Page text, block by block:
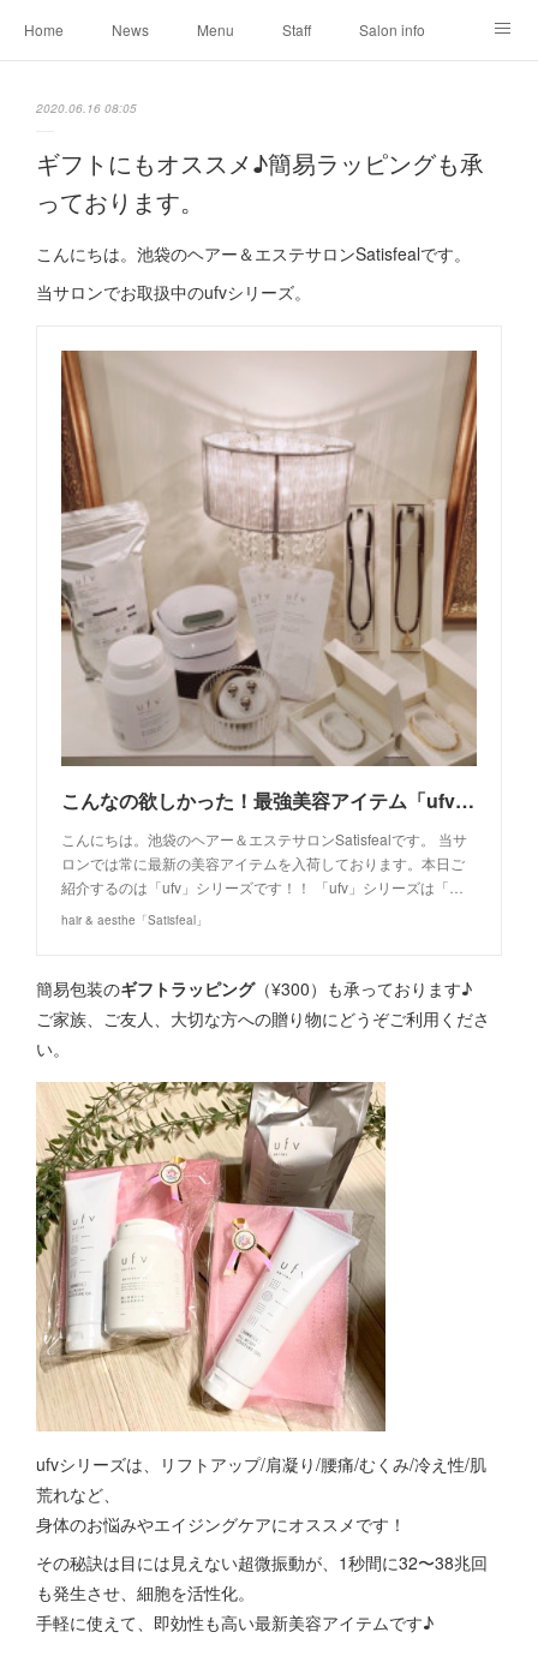
Home News Menu Staff Salon info
2020.06.16 08:05
ギフトにもオススメ♪簡易ラッピングも承
っております。
こんにちは。池袋のヘアー＆エステサロンSatisfealです。
当サロンでお取扱中のufvシリーズ 。
こんなの欲しかった！最強美容アイテム「ufv」シリーズ！
こんにちは。池袋のヘアー＆エステサロンSatisfealです。 当サ
ロンでは常に最新の美容アイテムを入荷しております。本日ご
紹介するのは「ufv」シリーズです！！ 「ufv」シリーズは「…
hair & aesthe「Satisfeal」
簡易包装のギフトラッピング（¥300）も承っております♪
ご家族、ご友人、大切な方への贈り物にどうぞご利用くださ
い。
ufvシリーズは、リフトアップ/肩凝り/腰痛/むくみ/冷え性/肌
荒れなど、
身体のお悩みやエイジングケアにオススメです！
その秘訣は目には見えない超微振動が、1秒間に32〜38兆回
も発生させ、細胞を活性化。
手軽に使えて、即効性も高い最新美容アイテムです♪